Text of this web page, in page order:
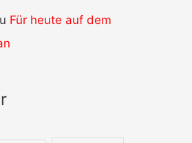
Für heute auf dem